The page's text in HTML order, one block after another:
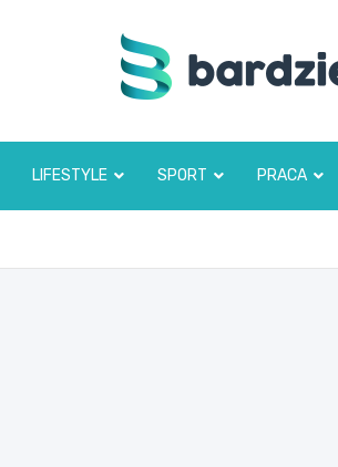
bardziej.pl
LIFESTYLE SPORT PRACA